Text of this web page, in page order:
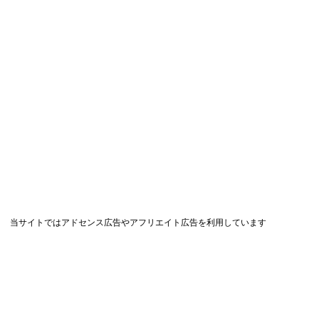
当サイトではアドセンス広告やアフリエイト広告を利用しています